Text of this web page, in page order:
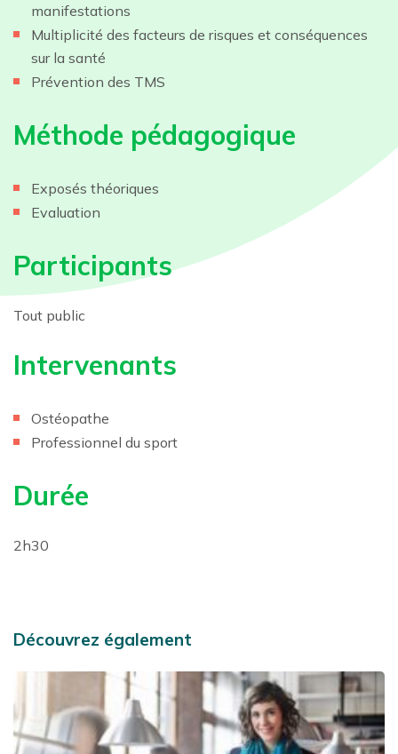
manifestations
Multiplicité des facteurs de risques et conséquences
sur la santé
Prévention des TMS
Méthode pédagogique
Exposés théoriques
Evaluation
Participants
Tout public
Intervenants
Ostéopathe
Professionnel du sport
Durée
2h30
Découvrez également